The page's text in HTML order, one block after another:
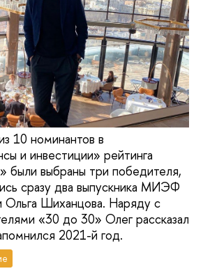
10 номинантов в
и инвестиции» рейтинга
были выбраны три победителя,
сразу два выпускника МИЭФ
Ольга Шиханцова. Наряду с
«30 до 30» Олег рассказал
2021-й год.